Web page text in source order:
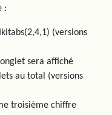
:
(versions
sera affiché
au total (versions
troisième chiffre